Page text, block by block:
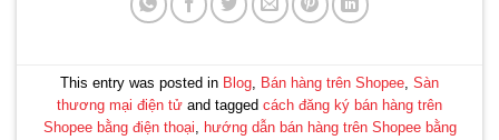
This entry was posted in Blog, Bán hàng trên Shopee, Sàn
thương mại điện tử and tagged cách đăng ký bán hàng trên
Shopee bằng điện thoại, hướng dẫn bán hàng trên Shopee bằng